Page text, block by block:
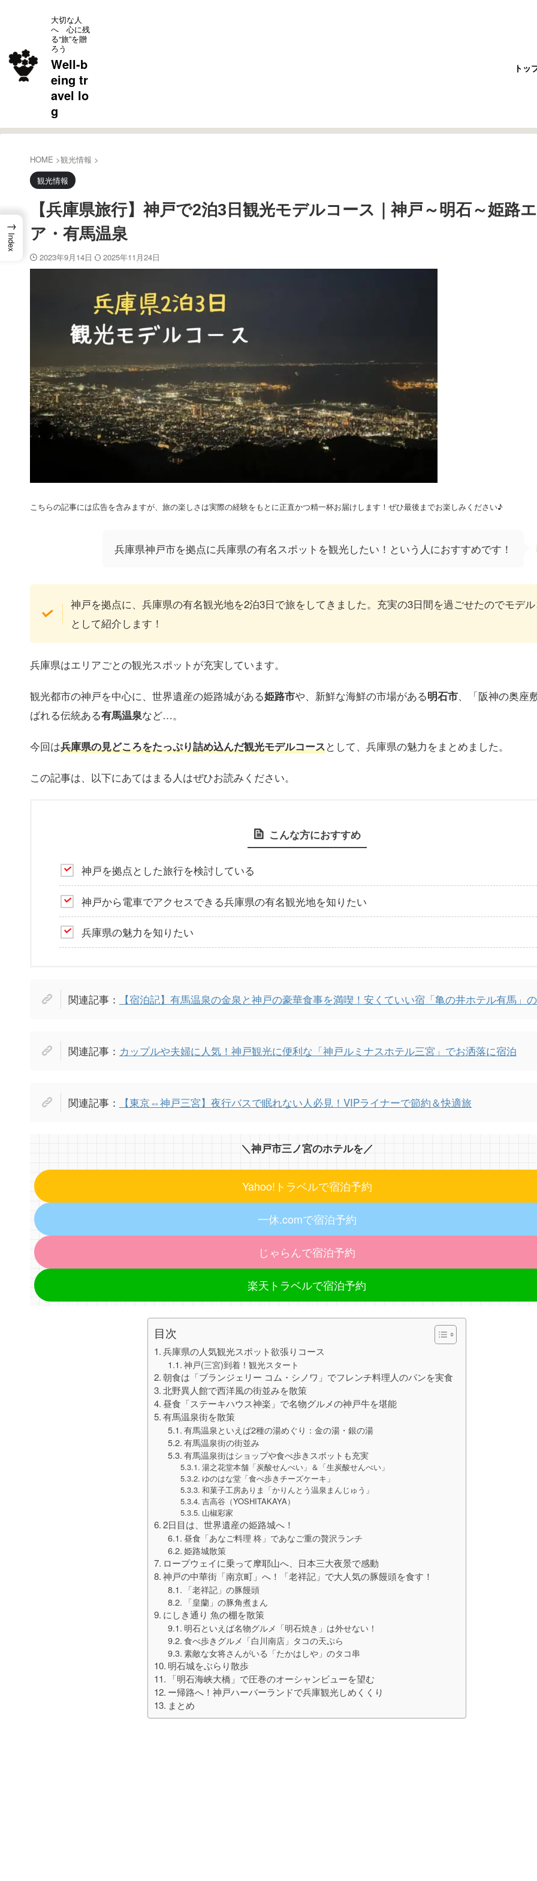
大切な人
へ 心に残
る“旅”を贈
ろう
Well-b
eing tr
avel lo
g
トッ
HOME >観光情報 >
観光情報
【兵庫県旅行】神戸で2泊3日観光モデルコース｜神戸～明石～姫路
ア・有馬温泉
2023年9月14日 2025年11月24日
こちらの記事には広告を含みますが、旅の楽しさは実際の経験をもとに正直かつ精一杯お届けします！ぜひ最後までお楽しみください♪
兵庫県神戸市を拠点に兵庫県の有名スポットを観光したい！という人におすすめです！
神戸を拠点に、兵庫県の有名観光地を2泊3日で旅をしてきました。充実の3日間を過ごせたのでモデ
として紹介します！
兵庫県はエリアごとの観光スポットが充実しています。
観光都市の神戸を中心に、世界遺産の姫路城がある姫路市や、新鮮な海鮮の市場がある明石市、「阪神の奥座
ばれる伝統ある有馬温泉など…。
今回は兵庫県の見どころをたっぷり詰め込んだ観光モデルコースとして、兵庫県の魅力をまとめました。
この記事は、以下にあてはまる人はぜひお読みください。
こんな方におすすめ
神戸を拠点とした旅行を検討している
神戸から電車でアクセスできる兵庫県の有名観光地を知りたい
兵庫県の魅力を知りたい
関連記事： 【宿泊記】有馬温泉の金泉と神戸の豪華食事を満喫！安くていい宿「亀の井ホテル有馬」
関連記事： カップルや夫婦に人気！神戸観光に便利な「神戸ルミナスホテル三宮」でお洒落に宿泊
関連記事： 【東京⇔神戸三宮】夜行バスで眠れない人必見！VIPライナーで節約＆快適旅
＼神戸市三ノ宮のホテルを／
Yahoo!トラベルで宿泊予約
一休.comで宿泊予約
じゃらんで宿泊予約
楽天トラベルで宿泊予約
目次
兵庫県の人気観光スポット欲張りコース
神戸(三宮)到着！観光スタート
朝食は「ブランジェリー コム・シノワ」でフレンチ料理人のパンを実食
北野異人館で西洋風の街並みを散策
昼食「ステーキハウス神楽」で名物グルメの神戸牛を堪能
有馬温泉街を散策
有馬温泉といえば2種の湯めぐり：金の湯・銀の湯
有馬温泉街の街並み
有馬温泉街はショップや食べ歩きスポットも充実
湯之花堂本舗「炭酸せんべい」＆「生炭酸せんべい」
ゆのはな堂「食べ歩きチーズケーキ」
和菓子工房ありま「かりんとう温泉まんじゅう」
吉高谷（YOSHITAKAYA）
山椒彩家
2日目は、世界遺産の姫路城へ！
昼食「あなご料理 柊」であなご重の贅沢ランチ
姫路城散策
ロープウェイに乗って摩耶山へ、日本三大夜景で感動
神戸の中華街「南京町」へ！「老祥記」で大人気の豚饅頭を食す！
「老祥記」の豚饅頭
「皇蘭」の豚角煮まん
にしき通り 魚の棚を散策
明石といえば名物グルメ「明石焼き」は外せない！
食べ歩きグルメ「白川南店」タコの天ぷら
素敵な女将さんがいる「たかはしや」のタコ串
明石城をぶらり散歩
「明石海峡大橋」で圧巻のオーシャンビューを望む
ー帰路へ！神戸ハーバーランドで兵庫観光しめくくり
まとめ
→
Index